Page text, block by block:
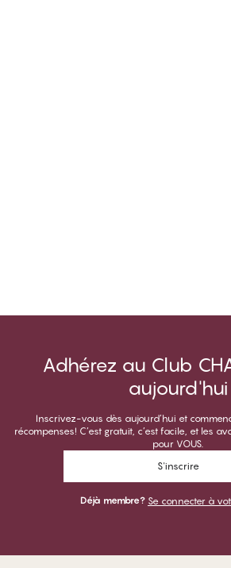
Adhérez au Club
aujourd'hui
Inscrivez-vous dès aujourd’hui et
récompenses! C’est gratuit, c’est facile, et les
pour VOUS.
S'inscrire
Déjà membre? Se connecter à